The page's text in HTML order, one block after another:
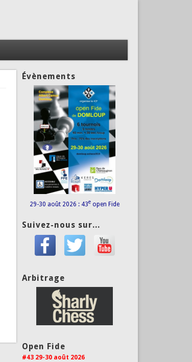
Évènements
29-30 août 2026 : 43e open Fide
Suivez-nous sur...
Arbitrage
Open Fide
#43 29-30 août 2026